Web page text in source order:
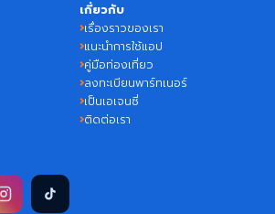
เกี่ยวกับ
เรื่องราวของเรา
แนะนำการใช้แอป
คู่มือท่องเที่ยว
ลงทะเบียนพาร์ทเนอร์
เป็นเอเจนซี่
ติดต่อเรา